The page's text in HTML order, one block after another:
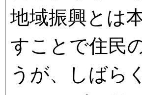
地域振興とは
すことで住民
うが、しばら